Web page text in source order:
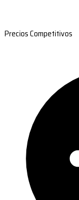
Precios Competitivos